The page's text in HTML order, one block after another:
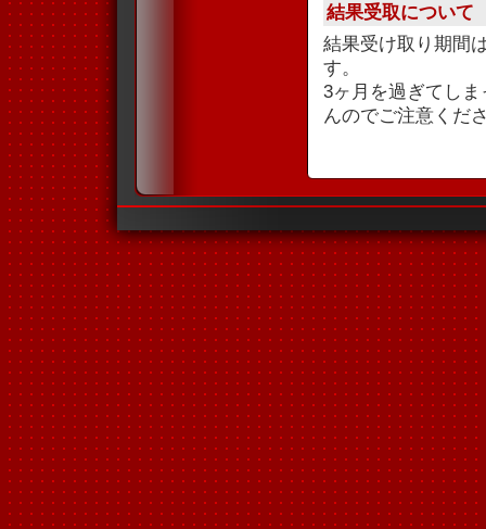
結果受取について
結果受け取り期間
す。
3ヶ月を過ぎてし
んのでご注意くだ